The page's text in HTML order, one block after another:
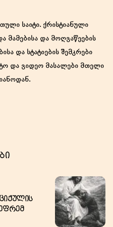
საიტი. ქრისტიანული
მამებისა და მოღვაწეების
და სტატიების შემკრები
და ვიდეო მასალები მთელი